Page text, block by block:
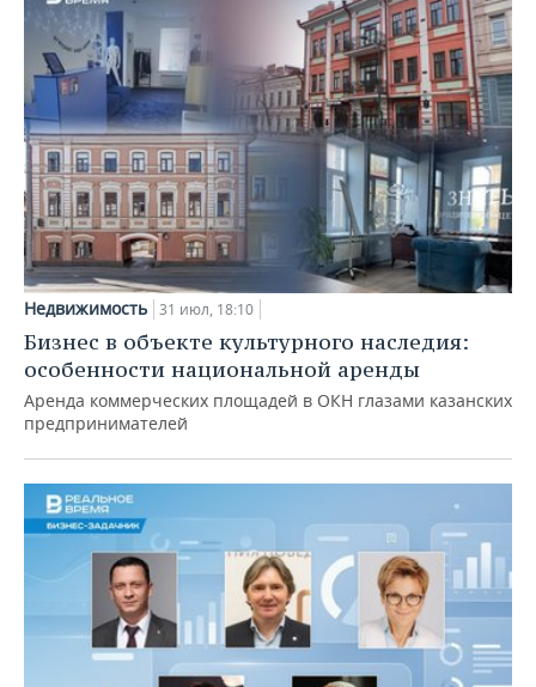
Недвижимость 31 июл, 18:10
Бизнес в объекте культурного наследия:
особенности национальной аренды
Аренда коммерческих площадей в ОКН глазами казанских
предпринимателей